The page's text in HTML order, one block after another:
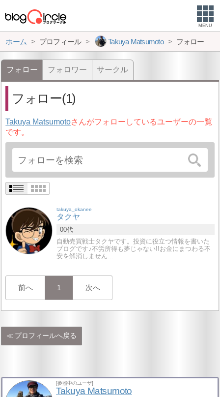
MENU
ホーム プロフィール Takuya Matsumoto フォロー
フォロー フォロワー サークル
フォロー(1)
Takuya Matsumotoさんがフォローしているユーザーの一覧
です。
takuya_okanee
タクヤ
00代
自動売買戦士タクヤです。投資に役立つ情報を書いた
ブログです♪不労所得も夢じゃない!!お金にまつわる不
安を解消しません…
前へ 1 次へ
プロフィールへ戻る
[参照中のユーザ]
Takuya Matsumoto